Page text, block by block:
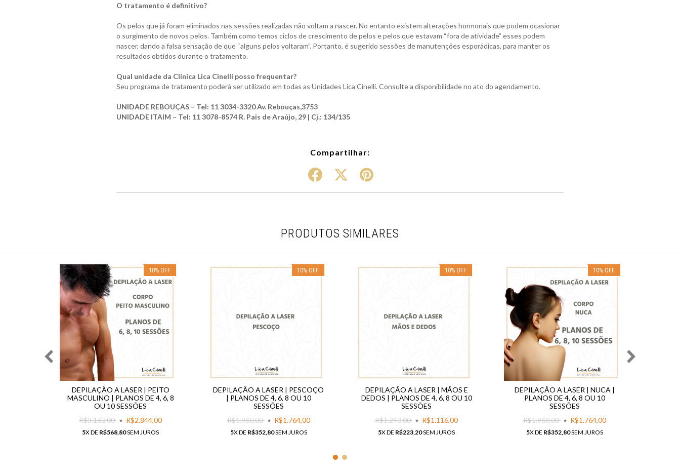
O tratamento é definitivo?
Os pelos que já foram eliminados nas sessões realizadas não voltam a nascer. No entanto existem alterações hormonais que podem ocasionar
o surgimento de novos pelos. Também como temos ciclos de crescimento de pelos e pelos que estavam “fora de atividade” esses podem
nascer, dando a falsa sensação de que “alguns pelos voltaram”. Portanto, é sugerido sessões de manutenções esporádicas, para manter os
resultados obtidos durante o tratamento.
Qual unidade da Clínica Lica Cinelli posso frequentar?
Seu programa de tratamento poderá ser utilizado em todas as Unidades Lica Cinelli. Consulte a disponibilidade no ato do agendamento.
UNIDADE REBOUÇAS – Tel: 11 3034-3320 Av. Rebouças,3753
UNIDADE ITAIM – Tel: 11 3078-8574 R. Pais de Araújo, 29 | Cj.: 134/135
Compartilhar:
PRODUTOS SIMILARES
10% OFF
DEPILAÇÃO A LASER | PEITO
MASCULINO | PLANOS DE 4, 6, 8
OU 10 SESSÕES
R$3.160,00
R$2.844,00
5X DE R$568,80SEM JUROS
10% OFF
DEPILAÇÃO A LASER | PESCOÇO
| PLANOS DE 4, 6, 8 OU 10
SESSÕES
R$1.960,00
R$1.764,00
5X DE R$352,80SEM JUROS
10% OFF
DEPILAÇÃO A LASER | MÃOS E
DEDOS | PLANOS DE 4, 6, 8 OU 10
SESSÕES
R$1.240,00
R$1.116,00
5X DE R$223,20SEM JUROS
10% OFF
DEPILAÇÃO A LASER | NUCA |
PLANOS DE 4, 6, 8 OU 10
SESSÕES
R$1.960,00
R$1.764,00
5X DE R$352,80SEM JUROS